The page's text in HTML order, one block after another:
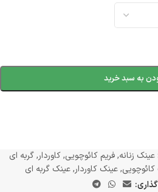
به سبد خرید
عینک زنانه, فریم کائوچویی, کاوردار, گربه ای
, عینک کاوردار, عینک گربه ای